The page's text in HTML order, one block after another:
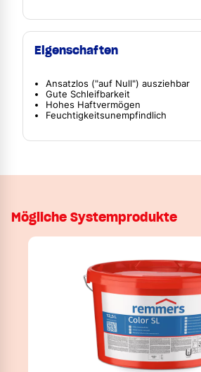
Eigenschaften
Ansatzlos ("auf Null") ausziehbar
Gute Schleifbarkeit
Hohes Haftvermögen
Feuchtigkeitsunempfindlich
Mögliche Systemprodukte